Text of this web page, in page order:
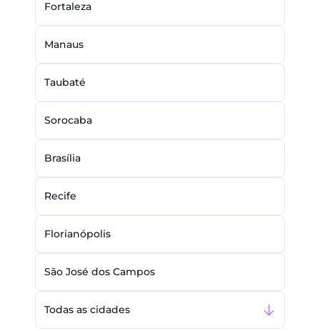
Fortaleza
Manaus
Taubaté
Sorocaba
Brasília
Recife
Florianópolis
São José dos Campos
Todas as cidades